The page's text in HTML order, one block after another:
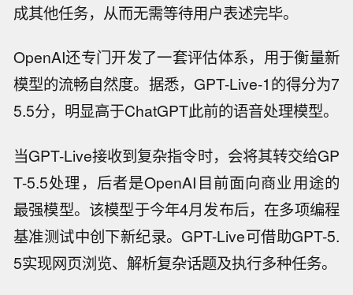
成其他任务，从而无需等待用户表述完毕。
OpenAI还专门开发了一套评估体系，用于衡量新
模型的流畅自然度。据悉，GPT-Live-1的得分为7
5.5分，明显高于ChatGPT此前的语音处理模型。
当GPT-Live接收到复杂指令时，会将其转交给GP
T-5.5处理，后者是OpenAI目前面向商业用途的
最强模型。该模型于今年4月发布后，在多项编程
基准测试中创下新纪录。GPT-Live可借助GPT-5.
5实现网页浏览、解析复杂话题及执行多种任务。